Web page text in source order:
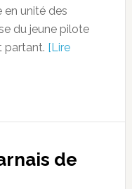
en unité des
du jeune pilote
partant. [Lire
de